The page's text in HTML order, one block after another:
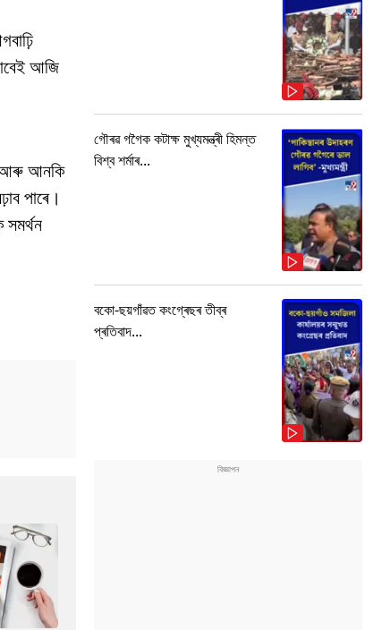
আজি
আৰু আনকি
পাৰে।
গৌৰৱ গগৈক কটাক্ষ মুখ্যমন্ত্ৰী হিমন্ত
বিশ্ব শৰ্মাৰ...
বকো-ছয়গাঁৱত কংগ্ৰেছৰ তীব্ৰ
প্ৰতিবাদ...